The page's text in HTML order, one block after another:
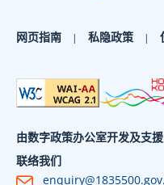
网页指南 私隐政策
由数字政策办公室开发及支援
联络我们